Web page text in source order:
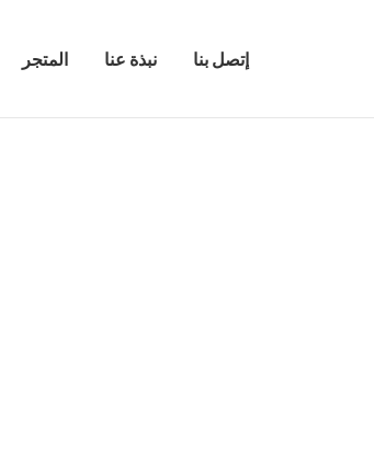
المتجر نبذة عنا إتصل بنا